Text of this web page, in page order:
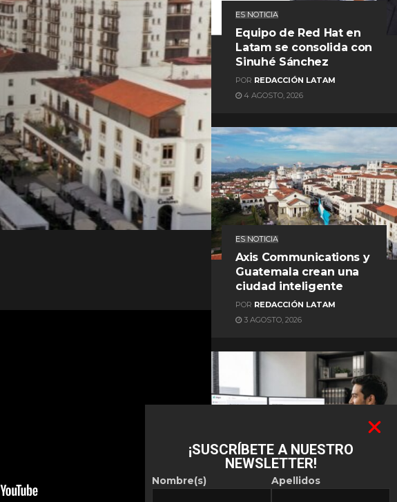
ES NOTICIA
Equipo de Red Hat en
Latam se consolida con
Sinuhé Sánchez
POR REDACCIÓN LATAM
4 AGOSTO, 2026
ES NOTICIA
Axis Communications y
Guatemala crean una
ciudad inteligente
POR REDACCIÓN LATAM
3 AGOSTO, 2026
ES NOTICIA
Automatización de las
¡SUSCRÍBETE A NUESTRO
NEWSLETTER!
Nombre(s) Apellidos